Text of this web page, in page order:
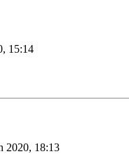
15:14
2020, 18:13